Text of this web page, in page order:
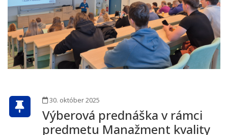
30. október 2025
Výberová prednáška v rámci
predmetu Manažment kvality